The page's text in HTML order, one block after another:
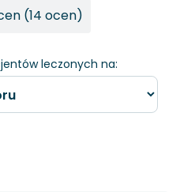
leczonych na:
(14 ocen)